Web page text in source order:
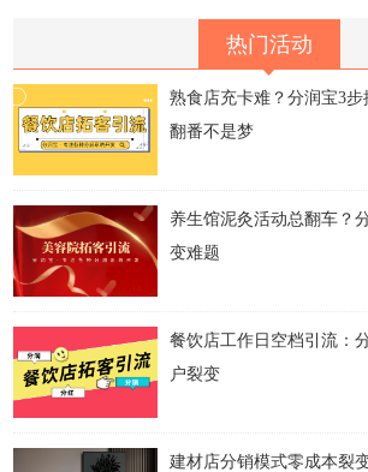
热门活动
熟食店充卡难？分润宝3
翻番不是梦
养生馆泥灸活动总翻车？
变难题
餐饮店工作日空档引流：
户裂变
建材店分销模式零成本裂